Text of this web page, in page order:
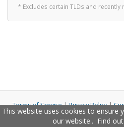
This website uses cookies to ensure
our website.. Find
* Excludes certain TLDs and recently
Terms of Service|Privacy Policy|
Copyright © 2011 - 2026 Closco Ltd.